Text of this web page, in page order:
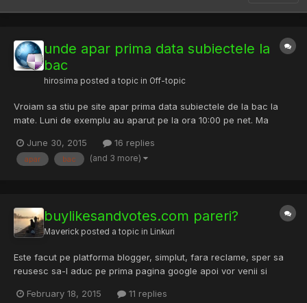
unde apar prima data subiectele la
bac
hirosima posted a topic in Off-topic
Vroiam sa stiu pe site apar prima data subiectele de la bac la
mate. Luni de exemplu au aparut pe la ora 10:00 pe net. Ma
stiti voi siguri o sursa, mi-ar prinde bine. Mersi anticipat!
June 30, 2015 16 replies
apar bac (and 3 more)
buylikesandvotes.com pareri?
Maverick posted a topic in Linkuri
Este facut pe platforma blogger, simplut, fara reclame, sper sa
reusesc sa-l aduc pe prima pagina google apoi vor venii si
February 18, 2015
11 replies